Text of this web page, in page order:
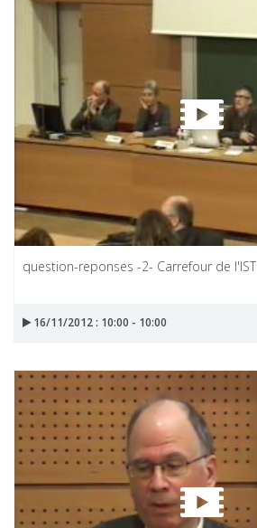
question-reponses -2- Carrefour de l'IST
16/11/2012 : 10:00 - 10:00